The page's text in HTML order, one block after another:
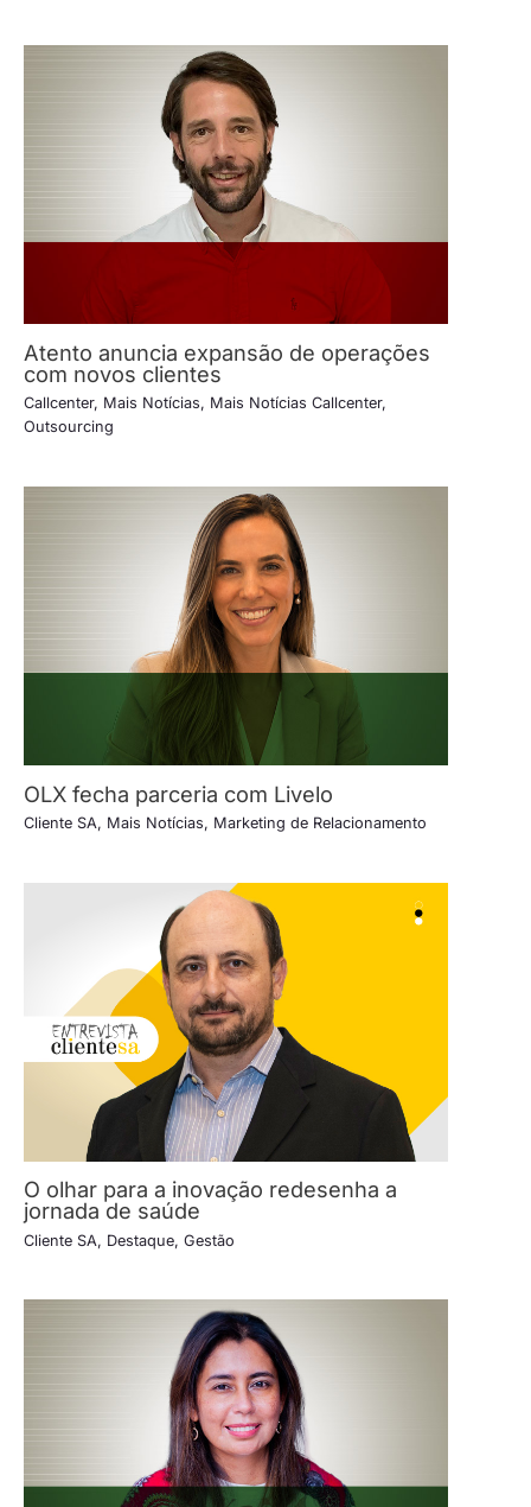
Atento anuncia expansão de operações
com novos clientes
Callcenter, Mais Notícias, Mais Notícias Callcenter,
Outsourcing
OLX fecha parceria com Livelo
Cliente SA, Mais Notícias, Marketing de Relacionamento
O olhar para a inovação redesenha a
jornada de saúde
Cliente SA, Destaque, Gestão